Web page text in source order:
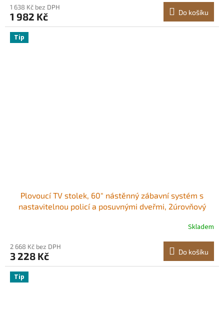
1 638 Kč bez DPH
1 982 Kč Do košíku
Tip
Plovoucí TV stolek, 60" nástěnný zábavní systém s
nastavitelnou policí a posuvnými dveřmi, 2úrovňový
přehrávač, kabelový přijímač, herní konzoli, ořechSkladem
2 668 Kč bez DPH
3 228 Kč Do košíku
Tip